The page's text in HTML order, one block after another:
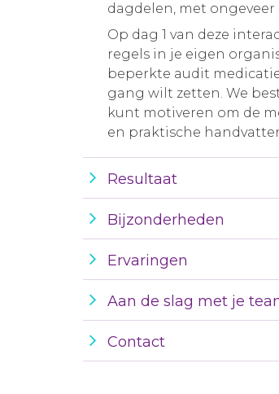
dagdelen, met ongeveer
Op dag 1 van deze
regels in je eigen
beperkte audit
gang wilt zetten. We
kunt motiveren om de
en praktische
Resultaat
Bijzonderheden
Ervaringen
Aan de slag met je
Contact